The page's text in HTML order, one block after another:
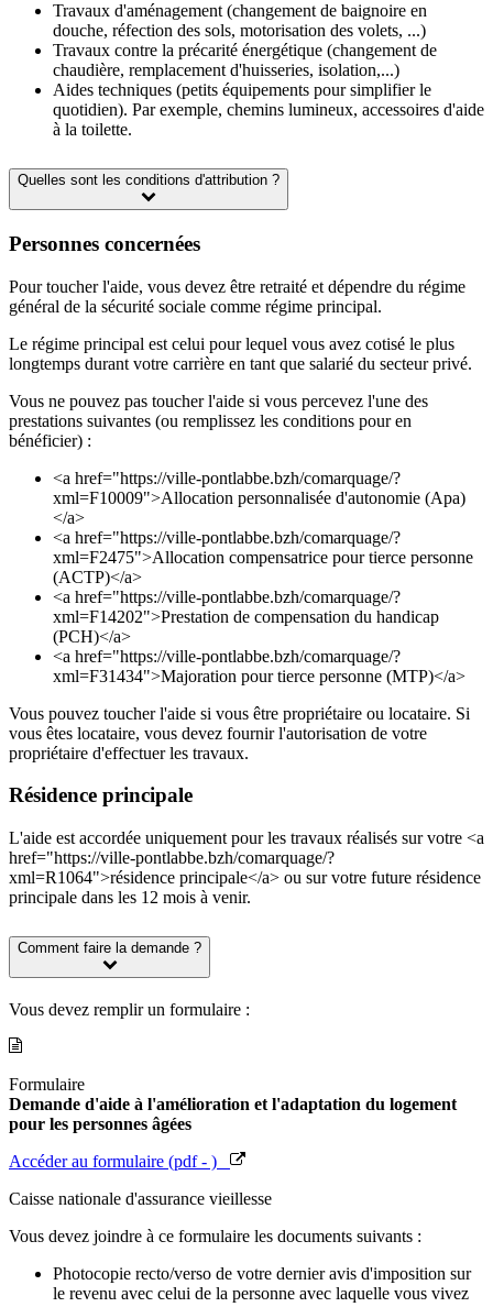
Travaux d'aménagement (changement de baignoire en
douche, réfection des sols, motorisation des volets, ...)
Travaux contre la précarité énergétique (changement de
chaudière, remplacement d'huisseries, isolation,...)
Aides techniques (petits équipements pour simplifier le
quotidien). Par exemple, chemins lumineux, accessoires d'aide
à la toilette.
Quelles sont les conditions d'attribution ?
Personnes concernées
Pour toucher l'aide, vous devez être retraité et dépendre du régime
général de la sécurité sociale comme régime principal.
Le régime principal est celui pour lequel vous avez cotisé le plus
longtemps durant votre carrière en tant que salarié du secteur privé.
Vous ne pouvez pas toucher l'aide si vous percevez l'une des
prestations suivantes (ou remplissez les conditions pour en
bénéficier) :
<a href="https://ville-pontlabbe.bzh/comarquage/?
xml=F10009">Allocation personnalisée d'autonomie (Apa)
</a>
<a href="https://ville-pontlabbe.bzh/comarquage/?
xml=F2475">Allocation compensatrice pour tierce personne
(ACTP)</a>
<a href="https://ville-pontlabbe.bzh/comarquage/?
xml=F14202">Prestation de compensation du handicap
(PCH)</a>
<a href="https://ville-pontlabbe.bzh/comarquage/?
xml=F31434">Majoration pour tierce personne (MTP)</a>
Vous pouvez toucher l'aide si vous être propriétaire ou locataire. Si
vous êtes locataire, vous devez fournir l'autorisation de votre
propriétaire d'effectuer les travaux.
Résidence principale
L'aide est accordée uniquement pour les travaux réalisés sur votre <a
href="https://ville-pontlabbe.bzh/comarquage/?
xml=R1064">résidence principale</a> ou sur votre future résidence
principale dans les 12 mois à venir.
Comment faire la demande ?
Vous devez remplir un formulaire :
Formulaire
Demande d'aide à l'amélioration et l'adaptation du logement
pour les personnes âgées
Accéder au formulaire (pdf - )
Caisse nationale d'assurance vieillesse
Vous devez joindre à ce formulaire les documents suivants :
Photocopie recto/verso de votre dernier avis d'imposition sur
le revenu avec celui de la personne avec laquelle vous vivez